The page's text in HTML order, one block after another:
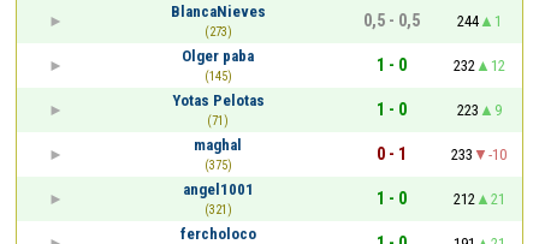
BlancaNieves
(273)
0,5 - 0,5 244
1
Olger paba
(145)
1 - 0 232
12
Yotas Pelotas
(71)
1 - 0 223
9
maghal
(375)
0 - 1 233
-10
angel1001
(321)
1 - 0 212
21
fercholoco